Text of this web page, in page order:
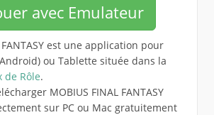
avec Emulateur
FANTASY est une application pour
ou Tablette située dans la
de Rôle.
MOBIUS FINAL FANTASY
sur PC ou Mac gratuitement